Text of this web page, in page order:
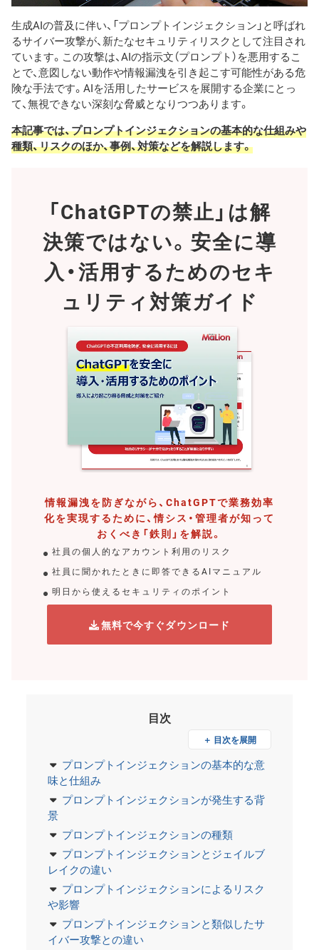
生成AIの普及に伴い、「プロンプトインジェクション」と呼ばれ
るサイバー攻撃が、新たなセキュリティリスクとして注目され
ています。この攻撃は、AIの指示文（プロンプト）を悪用するこ
とで、意図しない動作や情報漏洩を引き起こす可能性がある危
険な手法です。AIを活用したサービスを展開する企業にとっ
て、無視できない深刻な脅威となりつつあります。
本記事では、プロンプトインジェクションの基本的な仕組みや
種類、リスクのほか、事例、対策などを解説します。
「ChatGPTの禁止」は解
決策ではない。 安全に導
入・活用するためのセキ
ュリティ対策ガイド
情報漏洩を防ぎながら、ChatGPTで業務効率
化を実現するために、情シス・管理者が知って
おくべき「鉄則」を解説。
社員の個人的なアカウント利用のリスク
社員に聞かれたときに即答できるAIマニュアル
明日から使えるセキュリティのポイント
無料で今すぐダウンロード
目次
＋ 目次を展開
プロンプトインジェクションの基本的な意
味と仕組み
プロンプトインジェクションが発生する背
景
プロンプトインジェクションの種類
プロンプトインジェクションとジェイルブ
レイクの違い
プロンプトインジェクションによるリスク
や影響
プロンプトインジェクションと類似したサ
イバー攻撃との違い